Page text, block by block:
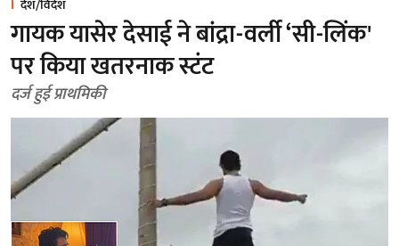
देश/विदेश
गायक यासेर देसाई ने बांद्रा-वर्ली ‘सी-लिंक'
पर किया खतरनाक स्टंट
दर्ज हुई प्राथमिकी